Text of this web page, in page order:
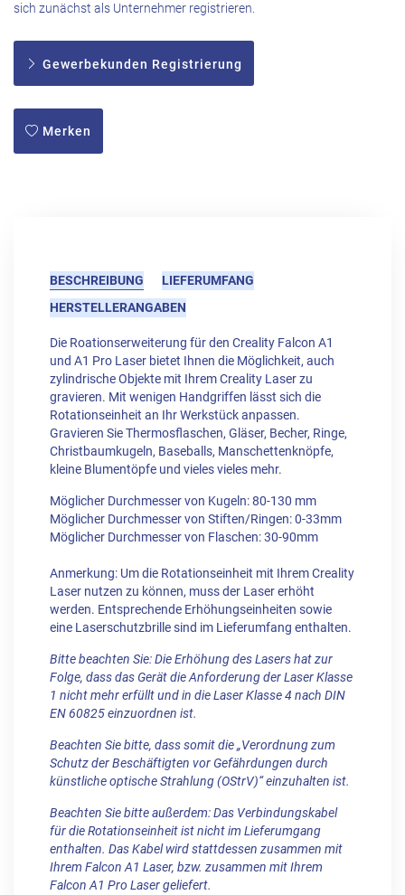
sich zunächst als Unternehmer registrieren.
Gewerbekunden Registrierung
Merken
BESCHREIBUNG
LIEFERUMFANG
HERSTELLERANGABEN
Die Roationserweiterung für den Creality Falcon A1
und A1 Pro Laser bietet Ihnen die Möglichkeit, auch
zylindrische Objekte mit Ihrem Creality Laser zu
gravieren. Mit wenigen Handgriffen lässt sich die
Rotationseinheit an Ihr Werkstück anpassen.
Gravieren Sie Thermosflaschen, Gläser, Becher, Ringe,
Christbaumkugeln, Baseballs, Manschettenknöpfe,
kleine Blumentöpfe und vieles vieles mehr.
Möglicher Durchmesser von Kugeln: 80-130 mm
Möglicher Durchmesser von Stiften/Ringen: 0-33mm
Möglicher Durchmesser von Flaschen: 30-90mm
Anmerkung: Um die Rotationseinheit mit Ihrem Creality
Laser nutzen zu können, muss der Laser erhöht
werden. Entsprechende Erhöhungseinheiten sowie
eine Laserschutzbrille sind im Lieferumfang enthalten.
Bitte beachten Sie: Die Erhöhung des Lasers hat zur
Folge, dass das Gerät die Anforderung der Laser Klasse
1 nicht mehr erfüllt und in die Laser Klasse 4 nach DIN
EN 60825 einzuordnen ist.
Beachten Sie bitte, dass somit die „Verordnung zum
Schutz der Beschäftigten vor Gefährdungen durch
künstliche optische Strahlung (OStrV)“ einzuhalten ist.
Beachten Sie bitte außerdem: Das Verbindungskabel
für die Rotationseinheit ist nicht im Lieferumgang
enthalten. Das Kabel wird stattdessen zusammen mit
Ihrem Falcon A1 Laser, bzw. zusammen mit Ihrem
Falcon A1 Pro Laser geliefert.